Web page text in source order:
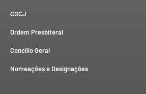
CGCJ
Ordem Presbiteral
Concílio Geral
Nomeações e Designações